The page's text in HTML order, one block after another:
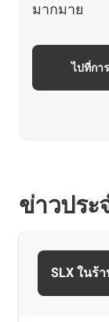
มากมาย
ไปที่กา
ข่าวประ
SLX ในร้